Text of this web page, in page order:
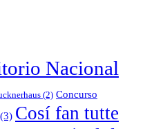
Nacional
(2) Concurso
(3) Cosí fan tutte